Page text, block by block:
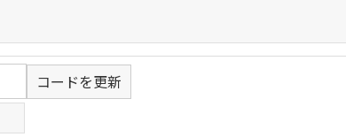
コードを更新